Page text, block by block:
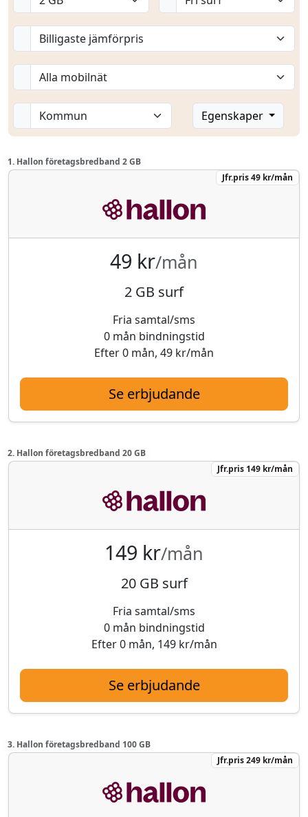
Egenskaper
1. Hallon företagsbredband 2 GB
Jfr.pris 49 kr/mån
49 kr/mån
2 GB surf
Fria samtal/sms
0 mån bindningstid
Efter 0 mån, 49 kr/mån
Se erbjudande
2. Hallon företagsbredband 20 GB
Jfr.pris 149 kr/mån
149 kr/mån
20 GB surf
Fria samtal/sms
0 mån bindningstid
Efter 0 mån, 149 kr/mån
Se erbjudande
3. Hallon företagsbredband 100 GB
Jfr.pris 249 kr/mån